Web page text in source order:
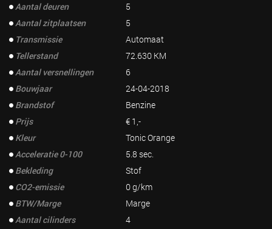
Aantal deuren
5
Aantal zitplaatsen
5
Transmissie
Automaat
Tellerstand
72.630 KM
Aantal versnellingen
6
Bouwjaar
24-04-2018
Brandstof
Benzine
Prijs
€ 1,-
Kleur
Tonic Orange
Acceleratie 0-100
5.8 sec.
Bekleding
Stof
CO2-emissie
0 g/km
BTW/Marge
Marge
Aantal cilinders
4